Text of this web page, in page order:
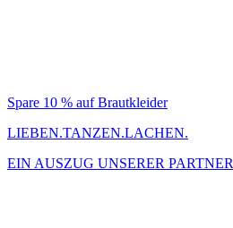
Spare 10 % auf Brautkleider
LIEBEN.TANZEN.LACHEN.
EIN AUSZUG UNSERER PARTNER